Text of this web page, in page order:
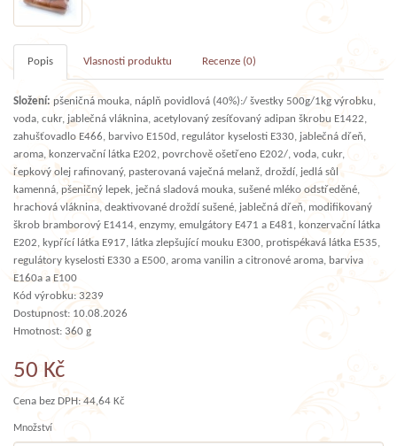
Popis Vlasnosti produktu Recenze (0)
Složení: pšeničná mouka, náplň povidlová (40%):/ švestky 500g/1kg výrobku,
voda, cukr, jablečná vláknina, acetylovaný zesíťovaný adipan škrobu E1422,
zahušťovadlo E466, barvivo E150d, regulátor kyselosti E330, jablečná dřeň,
aroma, konzervační látka E202, povrchově ošetřeno E202/, voda, cukr,
řepkový olej rafinovaný, pasterovaná vaječná melanž, droždí, jedlá sůl
kamenná, pšeničný lepek, ječná sladová mouka, sušené mléko odstředěné,
hrachová vláknina, deaktivované droždí sušené, jablečná dřeň, modifikovaný
škrob bramborový E1414, enzymy, emulgátory E471 a E481, konzervační látka
E202, kypřící látka E917, látka zlepšující mouku E300, protispékavá látka E535,
regulátory kyselosti E330 a E500, aroma vanilin a citronové aroma, barviva
E160a a E100
Kód výrobku: 3239
Dostupnost: 10.08.2026
Hmotnost: 360 g
50 Kč
Cena bez DPH: 44,64 Kč
Množství